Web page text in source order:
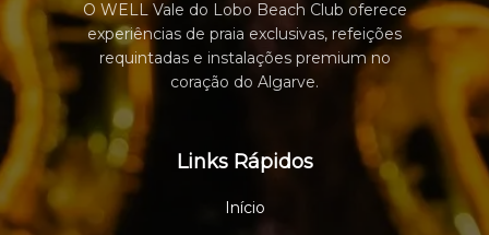
O WELL Vale do Lobo Beach Club oferece
experiências de praia exclusivas, refeições
requintadas e instalações premium no
coração do Algarve.
Links Rápidos
Início